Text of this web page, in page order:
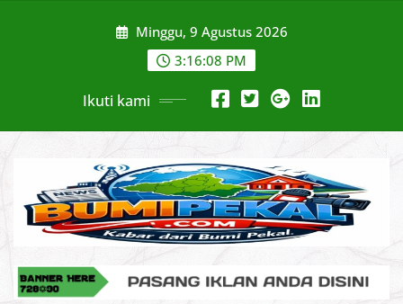
Minggu, 9 Agustus 2026
3:16:09 PM
Ikuti kami